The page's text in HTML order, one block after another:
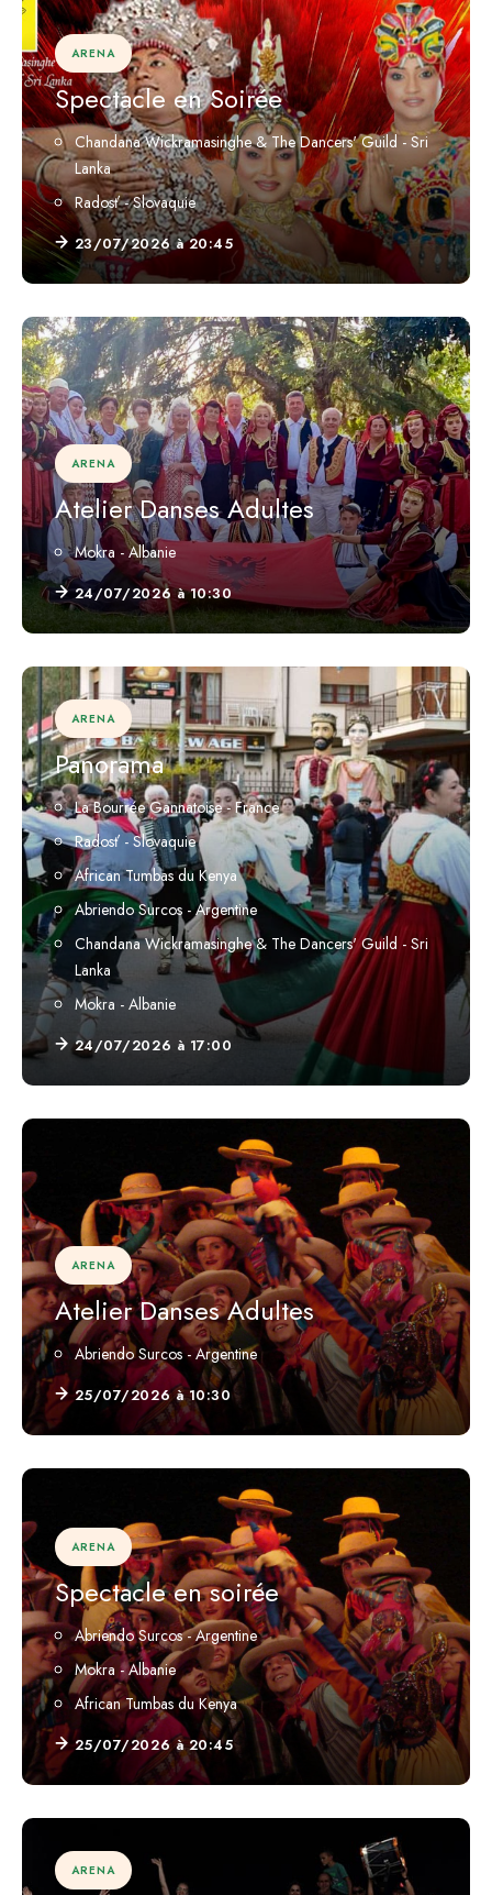
ARENA
Spectacle en Soirée
Chandana Wickramasinghe & The Dancers' Guild - Sri
Lanka
Radosť - Slovaquie
23/07/2026 à 20:45
ARENA
Atelier Danses Adultes
Mokra - Albanie
24/07/2026 à 10:30
ARENA
Panorama
La Bourrée Gannatoise - France
Radosť - Slovaquie
African Tumbas du Kenya
Abriendo Surcos - Argentine
Chandana Wickramasinghe & The Dancers' Guild - Sri
Lanka
Mokra - Albanie
24/07/2026 à 17:00
ARENA
Atelier Danses Adultes
Abriendo Surcos - Argentine
25/07/2026 à 10:30
ARENA
Spectacle en soirée
Abriendo Surcos - Argentine
Mokra - Albanie
African Tumbas du Kenya
25/07/2026 à 20:45
ARENA